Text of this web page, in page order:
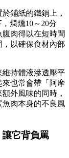
鋪紙的鐵鍋上，
燜燻10～20分
肉得以在短時間
以確保食材內部
持體液滲透壓平
也常會帶「阿摩
外風味的同時，
肉本身的不良風
它背負罵